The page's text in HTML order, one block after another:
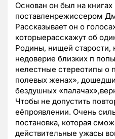
Основан он был на
поставленрежиссером
Рассказывает он о
которыерасскажут об
Родины, нищей старости,
недоверие близких п
нелестные стереотипы о
полевых женах»,
бездушных
Чтобы не допустить
еёпроявлении. Очень
постановка, которая
действительные ужасы